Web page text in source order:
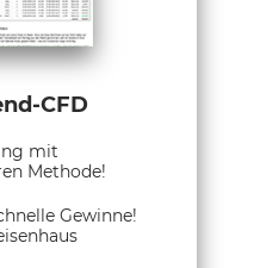
CFD
mit
Methode!
Gewinne!